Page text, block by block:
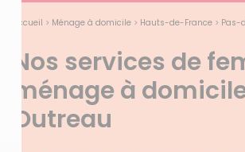
Accueil > Ménage à domicile > Hauts-de-France > Pas-
Nos services de
ménage à
Outreau